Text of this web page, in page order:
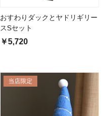
おすわりダックとヤドリギリー
スSセット
￥5,720
当店限定